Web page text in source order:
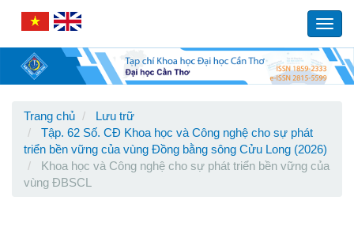
Navigation
Content
Sidebar
Trang chủ
Lưu trữ
Tập. 62 Số. CĐ Khoa học và Công nghệ cho sự phát
triển bền vững của vùng Đồng bằng sông Cửu Long (2026)
Khoa học và Công nghệ cho sự phát triển bền vững của
vùng ĐBSCL